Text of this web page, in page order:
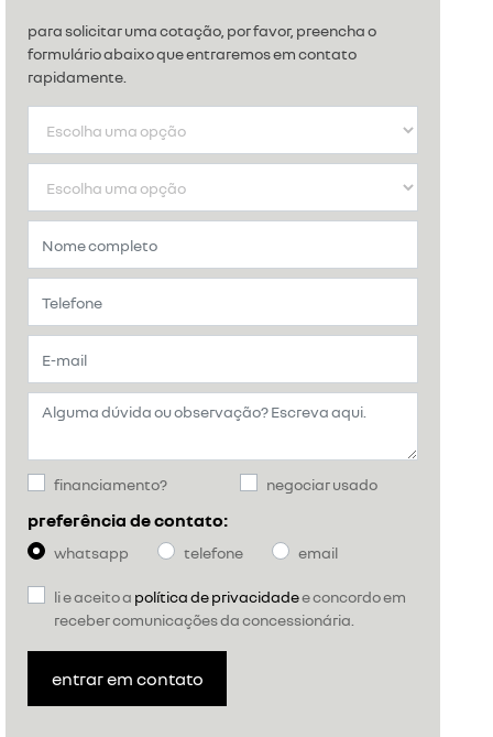
para solicitar uma cotação, por favor, preencha o
formulário abaixo que entraremos em contato
rapidamente.
financiamento? negociar usado
preferência de contato:
whatsapp telefone email
li e aceito a política de privacidadee concordo em
receber comunicações da concessionária.
entrar em contato